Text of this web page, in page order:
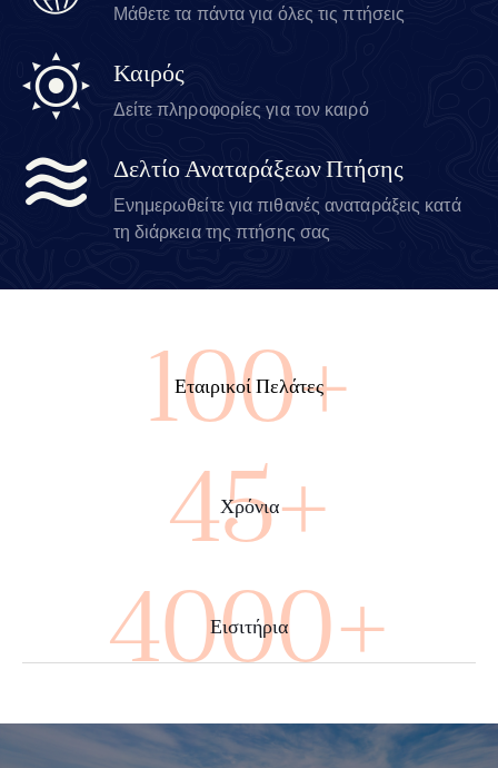
Μάθετε τα πάντα για όλες τις πτήσεις
Καιρός
Δείτε πληροφορίες για τον καιρό
Δελτίο Αναταράξεων Πτήσης
Ενημερωθείτε για πιθανές αναταράξεις κατά
τη διάρκεια της πτήσης σας
100+
Εταιρικοί Πελάτες
45+
Χρόνια
4000+
Εισιτήρια